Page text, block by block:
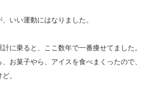
いい運動にはなりました。
に乗ると、ここ数年で一番痩せてました。
お菓子やら、アイスを食べまくったので、
。